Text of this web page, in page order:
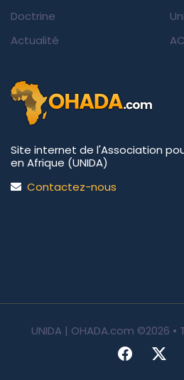
Doctrine
Actualité
Site internet de l'Association
en Afrique (UNIDA)
Contactez-nous
UNIDA | OHADA.com ©2026 •